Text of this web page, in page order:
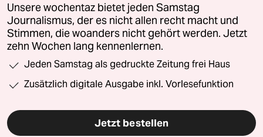
Unsere wochentaz bietet jeden Samstag
Journalismus, der es nicht allen recht macht und
Stimmen, die woanders nicht gehört werden. Jetzt
zehn Wochen lang kennenlernen.
Jeden Samstag als gedruckte Zeitung frei Haus
Zusätzlich digitale Ausgabe inkl. Vorlesefunktion
Jetzt bestellen